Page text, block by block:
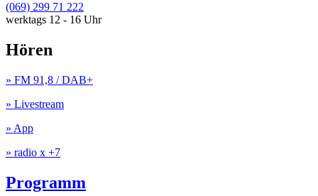
(069) 299 71 222
werktags 12 - 16 Uhr
Hören
» FM 91,8 / DAB+
» Livestream
» App
» radio x +7
Programm